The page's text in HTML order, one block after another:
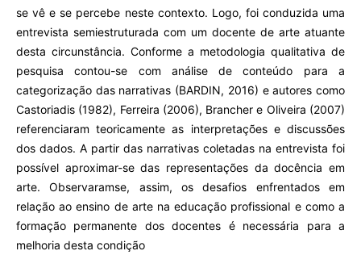
se vê e se percebe neste contexto. Logo, foi conduzida uma
entrevista semiestruturada com um docente de arte atuante
desta circunstância. Conforme a metodologia qualitativa de
pesquisa contou-se com análise de conteúdo para a
categorização das narrativas (BARDIN, 2016) e autores como
Castoriadis (1982), Ferreira (2006), Brancher e Oliveira (2007)
referenciaram teoricamente as interpretações e discussões
dos dados. A partir das narrativas coletadas na entrevista foi
possível aproximar-se das representações da docência em
arte. Observaramse, assim, os desafios enfrentados em
relação ao ensino de arte na educação profissional e como a
formação permanente dos docentes é necessária para a
melhoria desta condição